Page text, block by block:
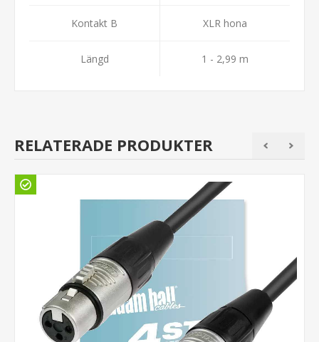
Kontakt B XLR hona
Längd 1 - 2,99 m
RELATERADE PRODUKTER